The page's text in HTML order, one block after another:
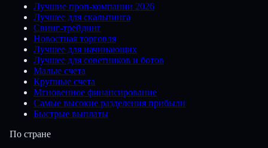
Лучшие проп-компании 2026
Лучшее для скальпинга
Свинг-трейдинг
Новостная торговля
Лучшее для начинающих
Лучшее для советников и ботов
Малые счета
Крупные счета
Мгновенное финансирование
Самые высокие разделения прибыли
Быстрые выплаты
По стране